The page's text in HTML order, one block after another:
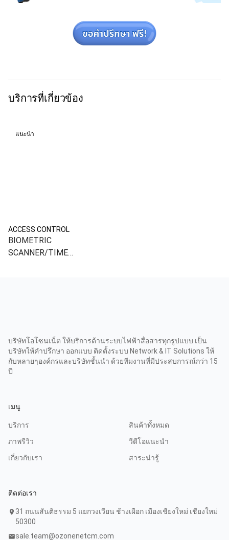
บริการที่เกี่ยวข้อง
แนะนำ
ACCESS CONTROL
BIOMETRIC
SCANNER/TIME
บริษัทโอโซนเน็ต ให้บริการด้านระบบไฟฟ้าสื่อสารทุกรูปแบบ เป็น
บริษัทให้คำปรึกษา ออกแบบ ติดตั้งระบบ Network & IT Solutions ให้
กับหลายๆองค์กรและบริษัทชั้นนำ ด้วยทีมงานที่มีประสบการณ์กว่า 15
ปี
เมนู
บริการ
สินค้าทั้งหมด
ภาพรีวิว
วีดีโอแนะนำ
เกี่ยวกับเรา
สาระน่ารู้
ติดต่อเรา
location_on 31 ถนนสันติธรรม 5 แยกวงเวียน ช้างเผือก เมืองเชียงใหม่ เชียงใหม่
50300
mailsale.team@ozonenetcm.com